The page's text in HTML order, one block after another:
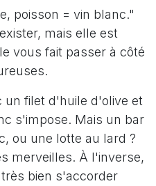
poisson = vin blanc."
mais elle est
vous fait passer à côté
un filet d'huile d'olive et
s'impose. Mais un bar
ou une lotte au lard ?
merveilles. À l'inverse,
bien s'accorder